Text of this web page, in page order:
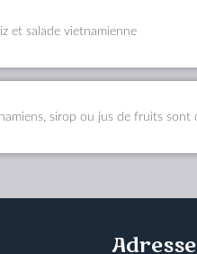
et salade vietnamienne
sirop ou jus de fruits sont
Adresse